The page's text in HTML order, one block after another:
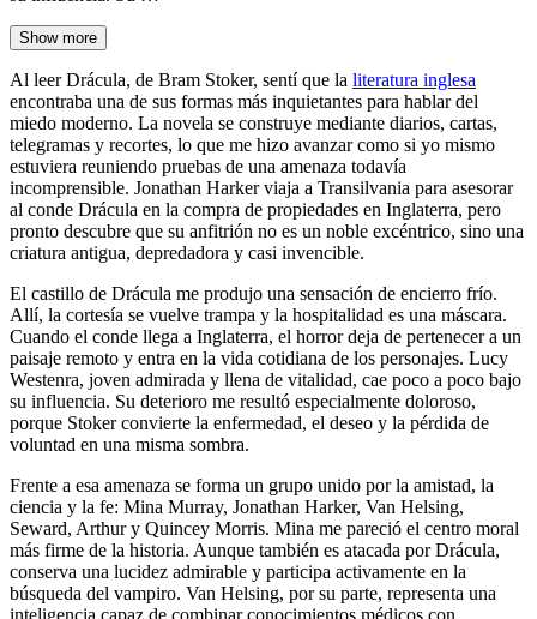
Show more
Al leer Drácula, de Bram Stoker, sentí que la literatura inglesa
encontraba una de sus formas más inquietantes para hablar del
miedo moderno. La novela se construye mediante diarios, cartas,
telegramas y recortes, lo que me hizo avanzar como si yo mismo
estuviera reuniendo pruebas de una amenaza todavía
incomprensible. Jonathan Harker viaja a Transilvania para asesorar
al conde Drácula en la compra de propiedades en Inglaterra, pero
pronto descubre que su anfitrión no es un noble excéntrico, sino una
criatura antigua, depredadora y casi invencible.
El castillo de Drácula me produjo una sensación de encierro frío.
Allí, la cortesía se vuelve trampa y la hospitalidad es una máscara.
Cuando el conde llega a Inglaterra, el horror deja de pertenecer a un
paisaje remoto y entra en la vida cotidiana de los personajes. Lucy
Westenra, joven admirada y llena de vitalidad, cae poco a poco bajo
su influencia. Su deterioro me resultó especialmente doloroso,
porque Stoker convierte la enfermedad, el deseo y la pérdida de
voluntad en una misma sombra.
Frente a esa amenaza se forma un grupo unido por la amistad, la
ciencia y la fe: Mina Murray, Jonathan Harker, Van Helsing,
Seward, Arthur y Quincey Morris. Mina me pareció el centro moral
más firme de la historia. Aunque también es atacada por Drácula,
conserva una lucidez admirable y participa activamente en la
búsqueda del vampiro. Van Helsing, por su parte, representa una